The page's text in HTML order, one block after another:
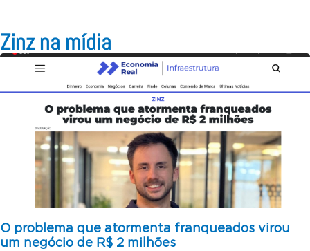
Zinz na mídia
O problema que atormenta franqueados virou
um negócio de R$ 2 milhões